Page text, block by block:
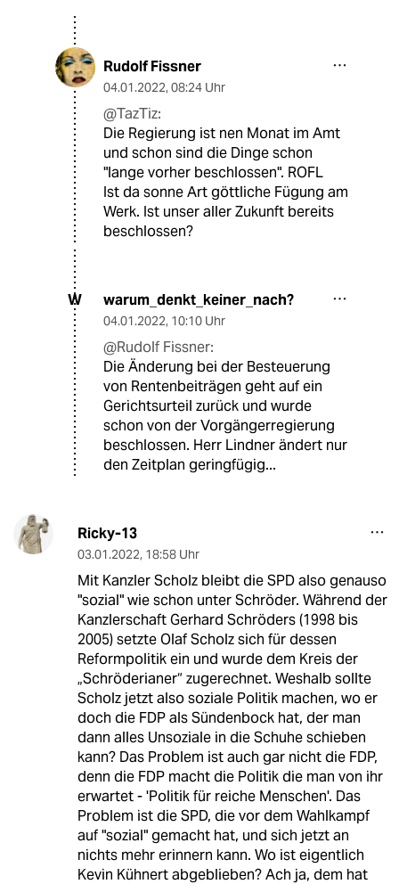
Rudolf Fissner
04.01.2022, 08:24 Uhr
@TazTiz:
Die Regierung ist nen Monat im Amt
und schon sind die Dinge schon
"lange vorher beschlossen". ROFL
Ist da sonne Art göttliche Fügung am
Werk. Ist unser aller Zukunft bereits
beschlossen?
W warum_denkt_keiner_nach?
04.01.2022, 10:10 Uhr
@Rudolf Fissner:
Die Änderung bei der Besteuerung
von Rentenbeiträgen geht auf ein
Gerichtsurteil zurück und wurde
schon von der Vorgängerregierung
beschlossen. Herr Lindner ändert nur
den Zeitplan geringfügig...
Ricky-13
03.01.2022, 18:58 Uhr
Mit Kanzler Scholz bleibt die SPD also genauso
"sozial" wie schon unter Schröder. Während der
Kanzlerschaft Gerhard Schröders (1998 bis
2005) setzte Olaf Scholz sich für dessen
Reformpolitik ein und wurde dem Kreis der
„Schröderianer“ zugerechnet. Weshalb sollte
Scholz jetzt also soziale Politik machen, wo er
doch die FDP als Sündenbock hat, der man
dann alles Unsoziale in die Schuhe schieben
kann? Das Problem ist auch gar nicht die FDP,
denn die FDP macht die Politik die man von ihr
erwartet - 'Politik für reiche Menschen'. Das
Problem ist die SPD, die vor dem Wahlkampf
auf "sozial" gemacht hat, und sich jetzt an
nichts mehr erinnern kann. Wo ist eigentlich
Kevin Kühnert abgeblieben? Ach ja, dem hat